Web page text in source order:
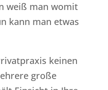
weiß man womit
kann man etwas
keinen
große